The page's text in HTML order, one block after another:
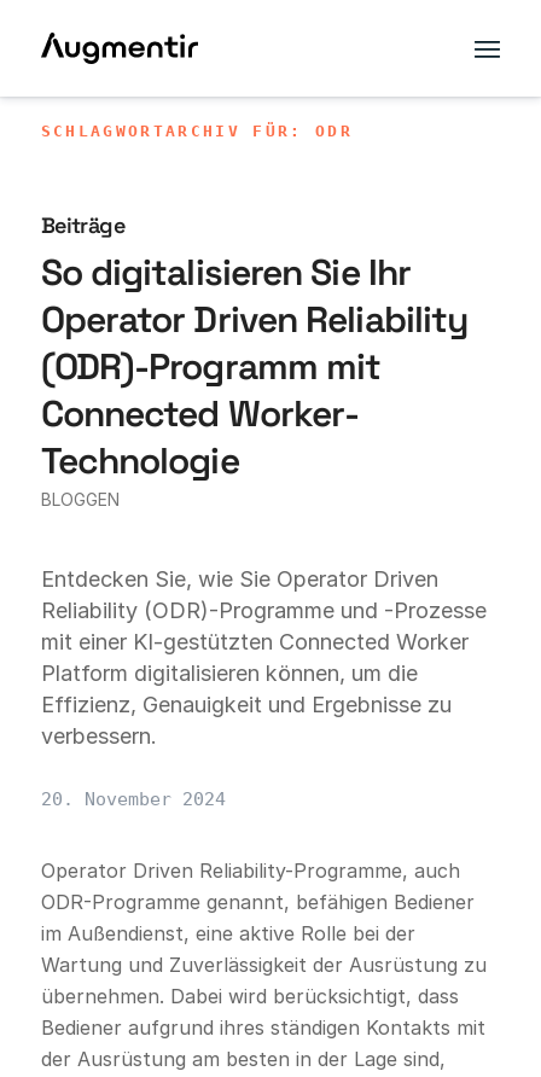
SCHLAGWORTARCHIV FÜR: ODR
Beiträge
So digitalisieren Sie Ihr
Operator Driven Reliability
(ODR)-Programm mit
Connected Worker-
Technologie
BLOGGEN
Entdecken Sie, wie Sie Operator Driven
Reliability (ODR)-Programme und -Prozesse
mit einer KI-gestützten Connected Worker
Platform digitalisieren können, um die
Effizienz, Genauigkeit und Ergebnisse zu
verbessern.
20. November 2024
Operator Driven Reliability-Programme, auch
ODR-Programme genannt, befähigen Bediener
im Außendienst, eine aktive Rolle bei der
Wartung und Zuverlässigkeit der Ausrüstung zu
übernehmen. Dabei wird berücksichtigt, dass
Bediener aufgrund ihres ständigen Kontakts mit
der Ausrüstung am besten in der Lage sind,